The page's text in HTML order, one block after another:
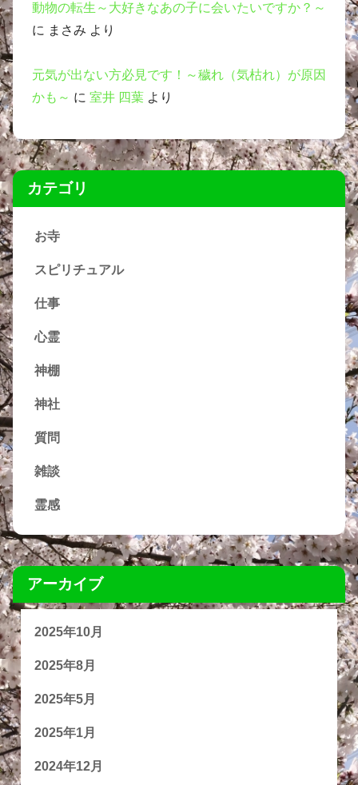
動物の転生～大好きなあの子に会いたいですか？～
に まさみ より
元気が出ない方必見です！～穢れ（気枯れ）が原因
かも～ に 室井 四葉 より
カテゴリ
お寺
スピリチュアル
仕事
心霊
神棚
神社
質問
雑談
霊感
アーカイブ
2025年10月
2025年8月
2025年5月
2025年1月
2024年12月